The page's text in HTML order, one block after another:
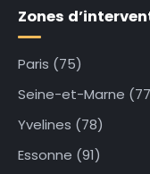
Zones
Paris (75)
Seine-et-Marne
Yvelines (78)
Essonne (91)